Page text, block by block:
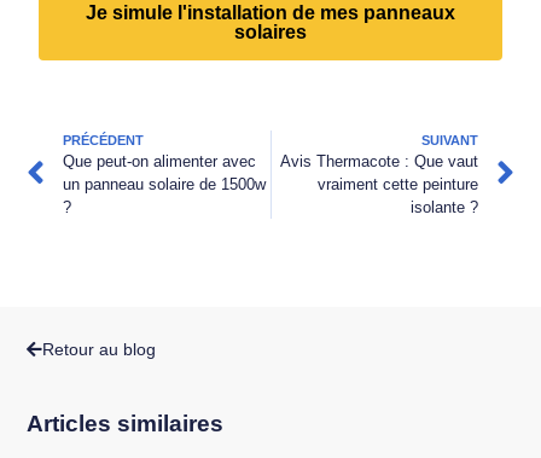
Retour au blog
Articles similaires
Je simule l'installation de mes panneaux
solaires
PRÉCÉDENT
Que peut-on alimenter avec
un panneau solaire de 1500w
?
SUIVANT
Avis Thermacote : Que vaut
vraiment cette peinture
isolante ?